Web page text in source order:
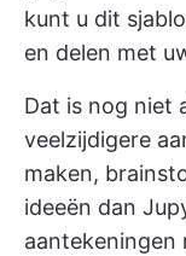
kunt u dit
en delen met
Dat is nog niet
veelzijdigere
maken,
ideeën dan
aantekeningen